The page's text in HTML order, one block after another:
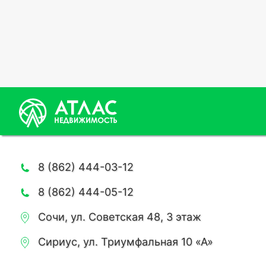
8 (862) 444-03-12
8 (862) 444-05-12
Сочи, ул. Советская 48, 3 этаж
Сириус, ул. Триумфальная 10 «А»